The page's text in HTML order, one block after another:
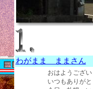
わがまま ままさん
おはようござい
いつもありがと